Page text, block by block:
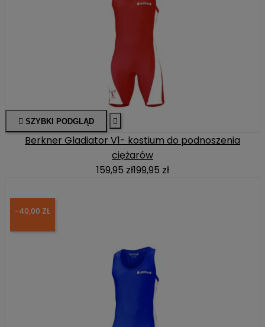
 SZYBKI PODGLĄD 
Berkner Gladiator V1- kostium do podnoszenia
ciężarów
159,95 zł199,95 zł
-40,00 ZŁ